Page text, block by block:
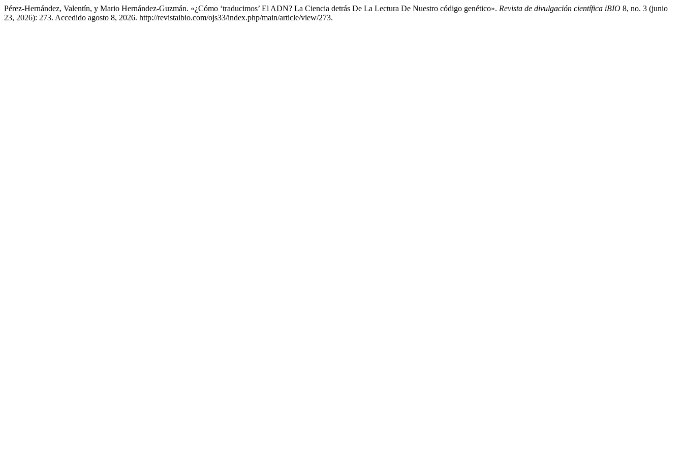
Pérez-Hernández, Valentín, y Mario Hernández-Guzmán. «¿Cómo ‘traducimos’ El ADN? La Ciencia detrás De La Lectura De Nuestro código genético». Revista de divulgación científica iBIO 8, no. 3 (junio
23, 2026): 273. Accedido agosto 8, 2026. http://revistaibio.com/ojs33/index.php/main/article/view/273.